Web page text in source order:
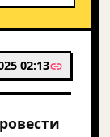
02:13